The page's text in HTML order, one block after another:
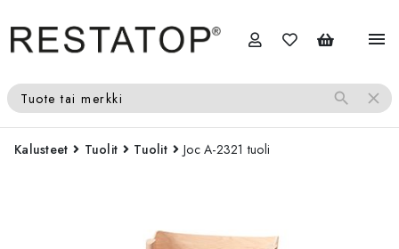
menu
Tuote tai merkki search close
Kalusteet Tuolit Tuolit Joc A-2321 tuoli